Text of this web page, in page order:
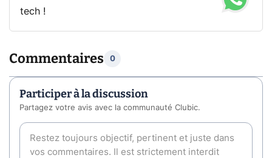
tech !
Commentaires 0
Participer à la discussion
Partagez votre avis avec la communauté Clubic.